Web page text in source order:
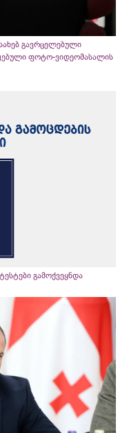
გავრცელებული
ფოტო-ვიდეომასალის
გამოქვეყნდა